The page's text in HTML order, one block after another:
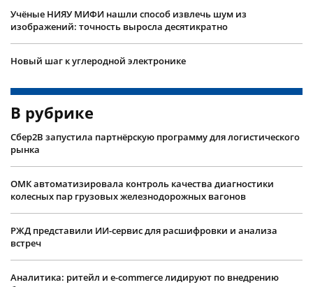
Учëные НИЯУ МИФИ нашли способ извлечь шум из
изображений: точность выросла десятикратно
Новый шаг к углеродной электронике
В рубрике
Сбер2B запустила партнёрскую программу для логистического
рынка
ОМК автоматизировала контроль качества диагностики
колесных пар грузовых железнодорожных вагонов
РЖД представили ИИ-сервис для расшифровки и анализа
встреч
Аналитика: ритейл и e-commerce лидируют по внедрению